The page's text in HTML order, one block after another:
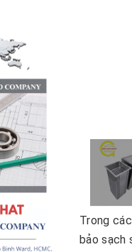
Trong
bảo sạch